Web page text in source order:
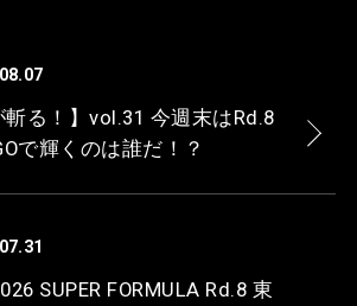
る！】vol.31 今週末はRd.8
で輝くのは誰だ！？
SUPER FORMULA Rd.8 東